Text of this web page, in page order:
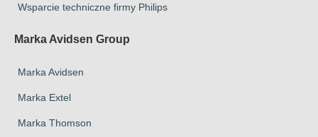
Wsparcie techniczne firmy Philips
Marka Avidsen Group
Marka Avidsen
Marka Extel
Marka Thomson